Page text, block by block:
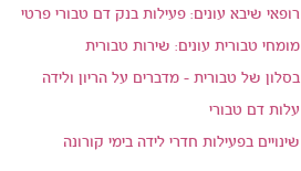
רופאי שיבא עונים: פעילות בנק דם טבורי פרטי
מומחי טבורית עונים: שירות טבורית
בסלון של טבורית - מדברים על הריון ולידה
עלות דם טבורי
שינויים בפעילות חדרי לידה בימי קורונה